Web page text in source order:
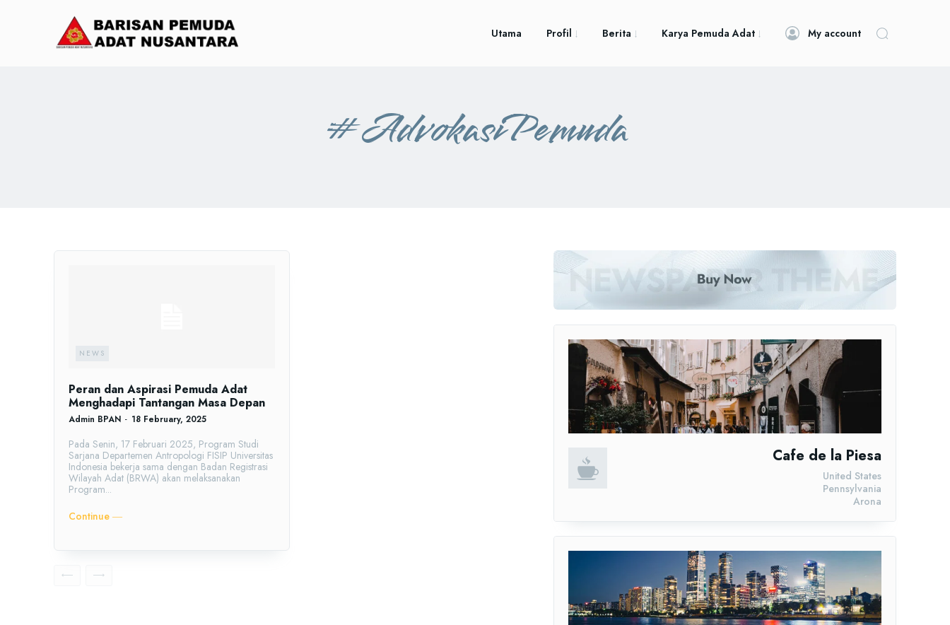
Utama Profil Berita Karya Pemuda Adat My account
#AdvokasiPemuda
NEWS
Peran dan Aspirasi Pemuda Adat
Menghadapi Tantangan Masa Depan
Admin BPAN - 18 February, 2025
Pada Senin, 17 Februari 2025, Program Studi
Sarjana Departemen Antropologi FISIP Universitas
Indonesia bekerja sama dengan Badan Registrasi
Wilayah Adat (BRWA) akan melaksanakan
Program...
Continue ―
Cafe de la Piesa
Arona
Pennsylvania
United States